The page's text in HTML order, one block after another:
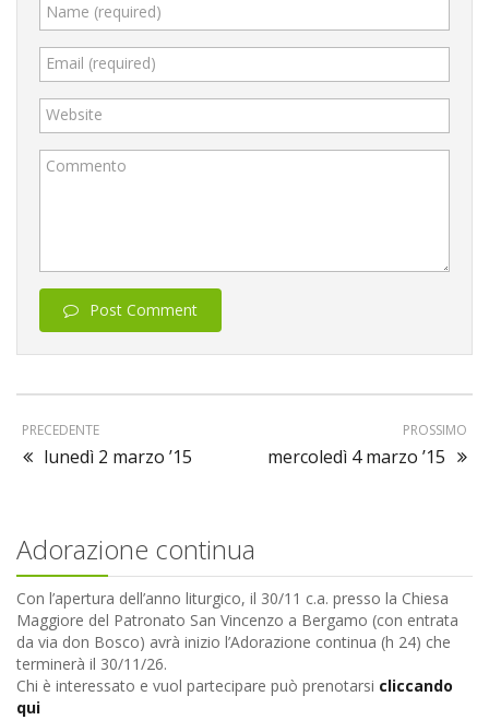
Name (required)
Email (required)
Website
Commento
Post Comment
PRECEDENTE
lunedì 2 marzo ’15
PROSSIMO
mercoledì 4 marzo ’15
Adorazione continua
Con l’apertura dell’anno liturgico, il 30/11 c.a. presso la Chiesa
Maggiore del Patronato San Vincenzo a Bergamo (con entrata
da via don Bosco) avrà inizio l’Adorazione continua (h 24) che
terminerà il 30/11/26.
Chi è interessato e vuol partecipare può prenotarsi cliccando
qui